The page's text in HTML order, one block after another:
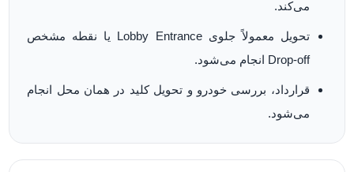
می‌کند.
تحویل معمولاً جلوی Lobby Entrance یا نقطه مشخص
Drop-off انجام می‌شود.
قرارداد، بررسی خودرو و تحویل کلید در همان محل انجام
می‌شود.